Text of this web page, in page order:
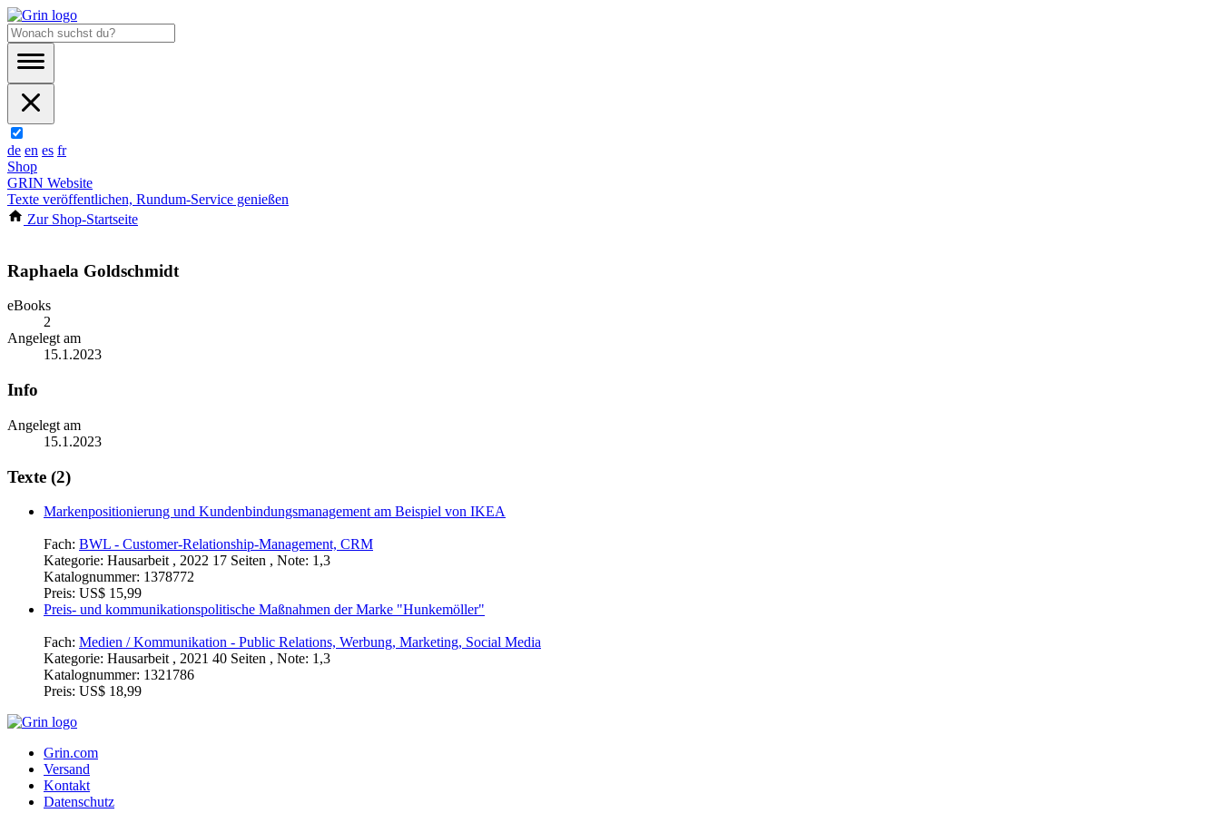
de en es fr
Shop
GRIN Website
Texte veröffentlichen, Rundum-Service genießen
Zur Shop-Startseite
Raphaela Goldschmidt
eBooks
2
Angelegt am
15.1.2023
Info
Angelegt am
15.1.2023
Texte (2)
Markenpositionierung und Kundenbindungsmanagement am Beispiel von IKEA
Fach: BWL - Customer-Relationship-Management, CRM
Kategorie: Hausarbeit , 2022 17 Seiten , Note: 1,3
Katalognummer: 1378772
Preis: US$ 15,99
Preis- und kommunikationspolitische Maßnahmen der Marke "Hunkemöller"
Fach: Medien / Kommunikation - Public Relations, Werbung, Marketing, Social Media
Kategorie: Hausarbeit , 2021 40 Seiten , Note: 1,3
Katalognummer: 1321786
Preis: US$ 18,99
Grin.com
Versand
Kontakt
Datenschutz